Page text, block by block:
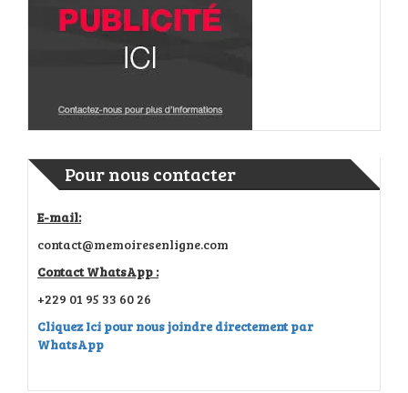
Pour nous contacter
E-mail:
contact@memoiresenligne.com
Contact WhatsApp :
+229 01 95 33 60 26
Cliquez Ici pour nous joindre directement par
WhatsApp